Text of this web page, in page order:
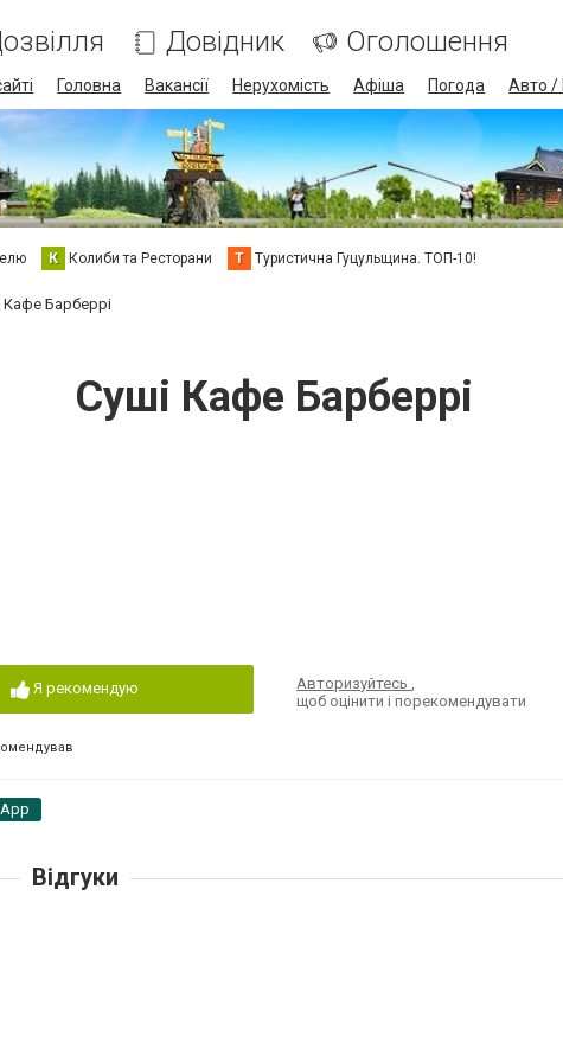
Довідник Оголошення
Головна Вакансії Нерухомість Афіша Погода Авто /
К Колиби та Ресторани Т Туристична Гуцульщина. ТОП-10!
Кафе Барберрі
Суші Кафе Барберрі
Я рекомендую Авторизуйтесь,
щоб оцінити і порекомендувати
Відгуки